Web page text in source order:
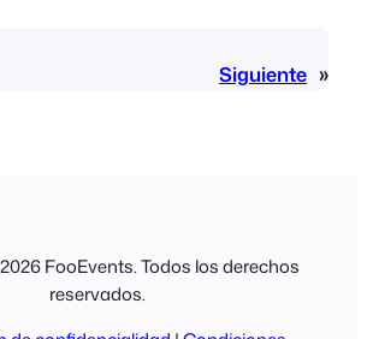
Siguiente »
FooEvents. Todos los derechos
reservados.